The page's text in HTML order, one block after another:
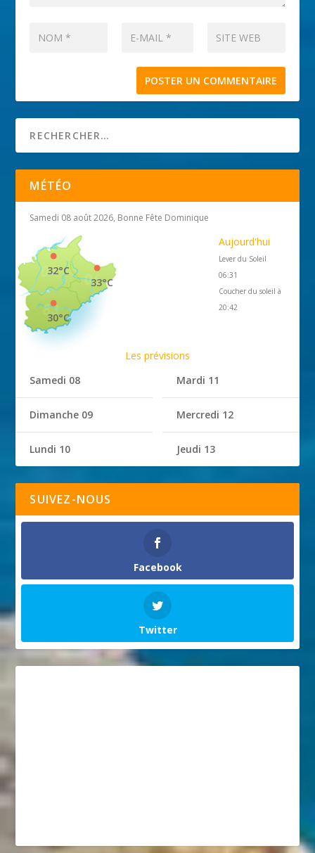
MÉTÉO
Samedi 08 août 2026, Bonne Fête Dominique
33°C
32°C
30°C
Aujourd'hui
Lever du Soleil
06:31
Coucher du soleil à
20:42
Les prévisions
Samedi 08
Dimanche 09
Lundi 10
Mardi 11
Mercredi 12
Jeudi 13
SUIVEZ-NOUS
Facebook
Twitter